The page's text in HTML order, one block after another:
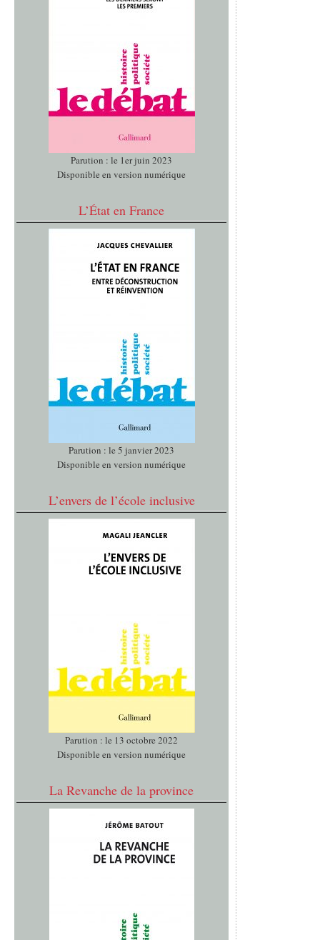
Parution : le 1er juin 2023
Disponible en version numérique
L’État en France
Parution : le 5 janvier 2023
Disponible en version numérique
L’envers de l’école inclusive
Parution : le 13 octobre 2022
Disponible en version numérique
La Revanche de la province